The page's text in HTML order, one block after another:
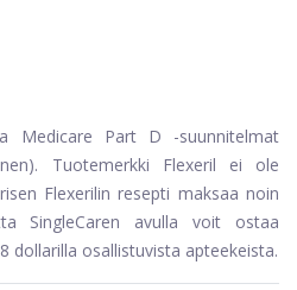
Medicare Part D -suunnitelmat
Tuotemerkki Flexeril ei ole
Flexerilin resepti maksaa noin
SingleCaren avulla voit ostaa
dollarilla osallistuvista apteekeista.